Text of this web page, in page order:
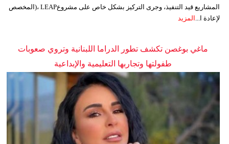
المشاريع قيد التنفيذ، وجرى التركيز بشكل خاص على مشروعLEAP ،(المخصص
لإعادة ا... المزيد
ماغي بوغصن تكشف تطور الدراما اللبنانية وتروي صعوبات
طفولتها وتجاربها التعليمية والإبداعية